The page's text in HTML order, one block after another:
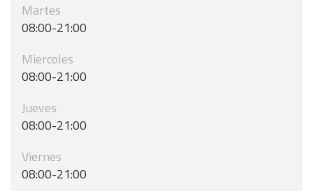
Martes
08:00-21:00
Miercoles
08:00-21:00
Jueves
08:00-21:00
Viernes
08:00-21:00